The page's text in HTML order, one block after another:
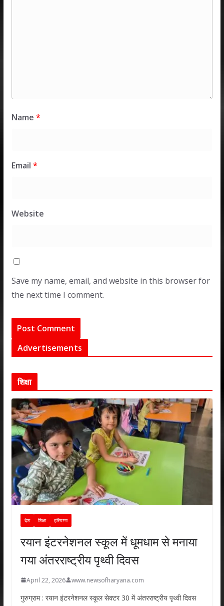
Name *
Email *
Website
Save my name, email, and website in this browser for
the next time I comment.
Advertisements
शिक्षा
देश शिक्षा हरियाणा
रयान इंटरनेशनल स्कूल में धूमधाम से मनाया
गया अंतरराष्ट्रीय पृथ्वी दिवस
April 22, 2026 www.newsofharyana.com
गुरुग्राम : रयान इंटरनेशनल स्कूल सेक्टर 30 में अंतरराष्ट्रीय पृथ्वी दिवस